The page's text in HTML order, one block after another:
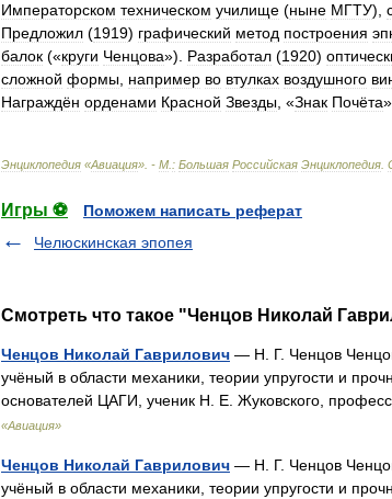
Императорском техническом училище (ныне МГТУ),
Предложил (1919) графический метод построения
балок («круги Ченцова»). Разработал (1920)
сложной формы например во втулках воздушного
Награждён орденами Красной Звезды , «Знак Почёта»,
Энциклопедия «Авиация». - М : Большая Российская Энциклопедия
Игры ⚽
Поможем написать реферат
Челюскинская эпопея
Смотреть что такое "Ченцов Николай
Ченцов Николай Гаврилович — Н. Г. Ченцов
учёный в области механики, теории упругости и
основателей ЦАГИ, ученик Н. Е. Жуковского,
«Авиация»
Ченцов Николай Гаврилович — Н. Г. Ченцов
учёный в области механики, теории упругости и